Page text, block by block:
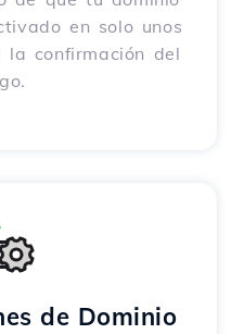
en solo unos
la confirmación del
de Dominio